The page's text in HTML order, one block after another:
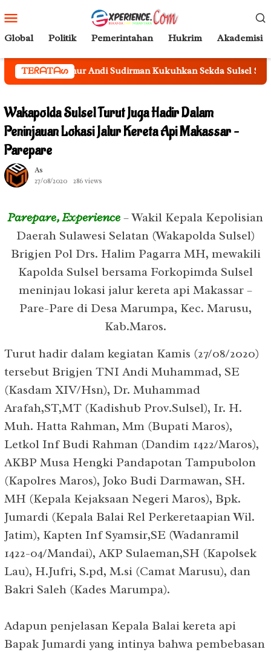
ke
kontenMobile
Global Politik Pemerintahan Hukrim Akademisi
TEᖇᗩTᗩᔕ
Andi Sudirman Kukuhkan Sekda Sulsel Sebagai Ketua Tim
Wakapolda Sulsel Turut Juga Hadir Dalam
Peninjauan Lokasi Jalur Kereta Api Makassar –
Parepare
As
27/08/2020
286 views
Parepare, Experience – Wakil Kepala Kepolisian
Daerah Sulawesi Selatan (Wakapolda Sulsel)
Brigjen Pol Drs. Halim Pagarra MH, mewakili
Kapolda Sulsel bersama Forkopimda Sulsel
meninjau lokasi jalur kereta api Makassar –
Pare-Pare di Desa Marumpa, Kec. Marusu,
Kab.Maros.
Turut hadir dalam kegiatan Kamis (27/08/2020)
tersebut Brigjen TNI Andi Muhammad, SE
(Kasdam XIV/Hsn), Dr. Muhammad
Arafah,ST,MT (Kadishub Prov.Sulsel), Ir. H.
Muh. Hatta Rahman, Mm (Bupati Maros),
Letkol Inf Budi Rahman (Dandim 1422/Maros),
AKBP Musa Hengki Pandapotan Tampubolon
(Kapolres Maros), Joko Budi Darmawan, SH.
MH (Kepala Kejaksaan Negeri Maros), Bpk.
Jumardi (Kepala Balai Rel Perkeretaapian Wil.
Jatim), Kapten Inf Syamsir,SE (Wadanramil
1422-04/Mandai), AKP Sulaeman,SH (Kapolsek
Lau), H.Jufri, S.pd, M.si (Camat Marusu), dan
Bakri Saleh (Kades Marumpa).
Adapun penjelasan Kepala Balai kereta api
Bapak Jumardi yang intinya bahwa pembebasan